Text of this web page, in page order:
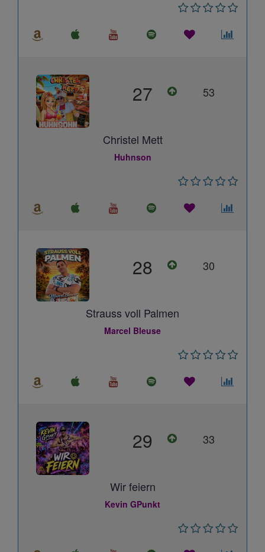
27 53
Christel Mett
Huhnson
28 30
Strauss voll Palmen
Marcel Bleuse
29 33
Wir feiern
Kevin GPunkt